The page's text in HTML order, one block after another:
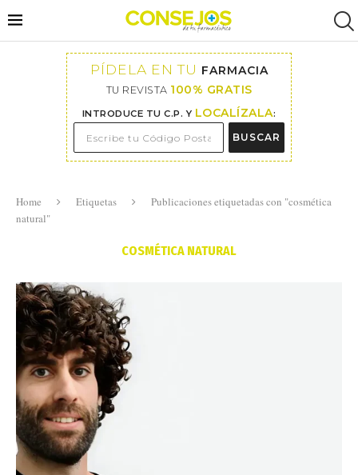
PÍDELA EN TU FARMACIA
TU REVISTA 100% GRATIS
INTRODUCE TU C.P. Y LOCALÍZALA:
BUSCAR
Home Etiquetas
Publicaciones etiquetadas con "cosmética
natural"
COSMÉTICA NATURAL